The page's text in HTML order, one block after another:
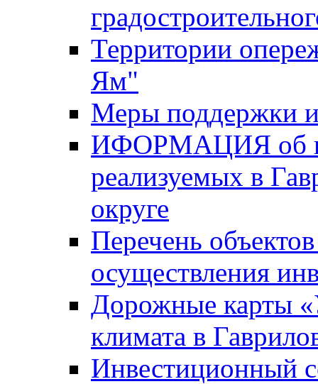
Территории
Ям"
Меры поддержки
ИФОРМАЦИЯ об
реализуемых в
округе
Перечень
осуществления
Дорожные карты
климата в
Инвестиционный